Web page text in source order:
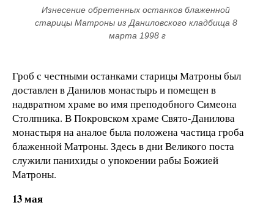
Изнесение обретенных останков блаженной
старицы Матроны из Даниловского кладбища 8
марта 1998 г
Гроб с честными останками старицы Матроны был
доставлен в Данилов монастырь и помещен в
надвратном храме во имя преподобного Симеона
Столпника. В Покровском храме Свято-Данилова
монастыря на аналое была положена частица гроба
блаженной Матроны. Здесь в дни Великого поста
служили панихиды о упокоении рабы Божией
Матроны.
13 мая